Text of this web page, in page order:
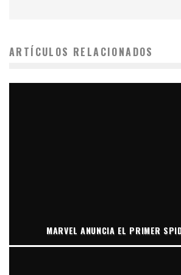
ARTÍCULOS RELACIONADOS
MARVEL ANUNCIA EL PRIMER